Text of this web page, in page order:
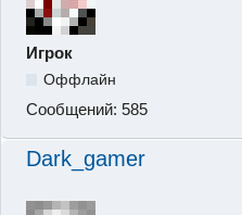
Игрок
Оффлайн
Сообщений: 585
Dark_gamer